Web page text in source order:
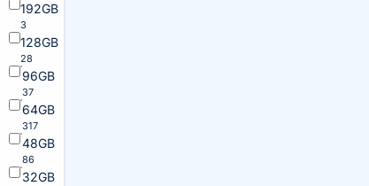
192GB
3
128GB
28
96GB
37
64GB
317
48GB
86
32GB